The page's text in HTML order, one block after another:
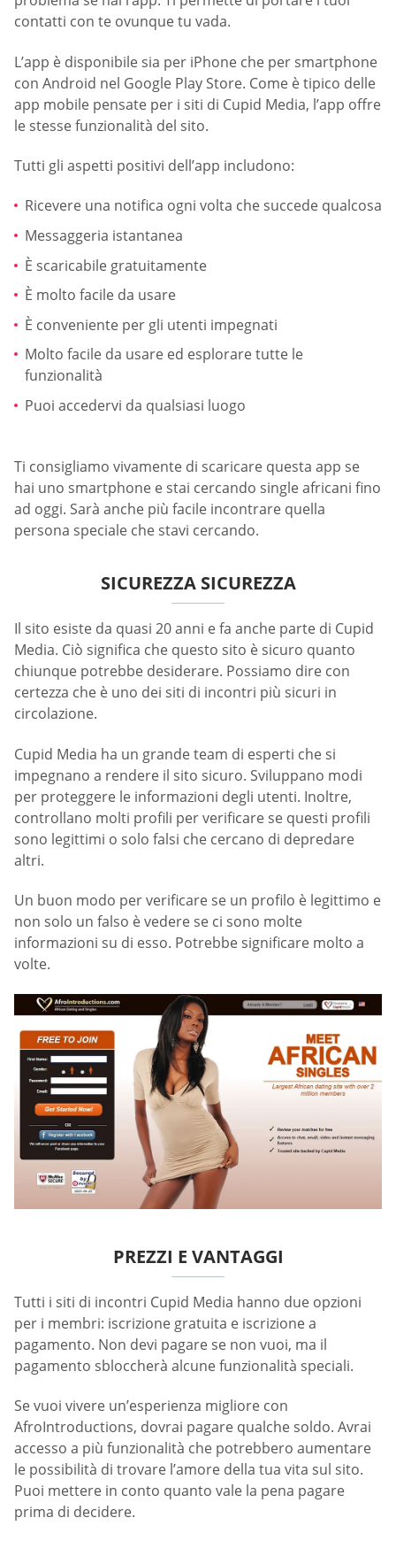
contatti con te ovunque tu vada.
L’app è disponibile sia per iPhone che per smartphone
con Android nel Google Play Store. Come è tipico delle
app mobile pensate per i siti di Cupid Media, l’app offre
le stesse funzionalità del sito.
Tutti gli aspetti positivi dell’app includono:
Ricevere una notifica ogni volta che succede qualcosa
Messaggeria istantanea
È scaricabile gratuitamente
È molto facile da usare
È conveniente per gli utenti impegnati
Molto facile da usare ed esplorare tutte le
funzionalità
Puoi accedervi da qualsiasi luogo
Ti consigliamo vivamente di scaricare questa app se
hai uno smartphone e stai cercando single africani fino
ad oggi. Sarà anche più facile incontrare quella
persona speciale che stavi cercando.
SICUREZZA SICUREZZA
Il sito esiste da quasi 20 anni e fa anche parte di Cupid
Media. Ciò significa che questo sito è sicuro quanto
chiunque potrebbe desiderare. Possiamo dire con
certezza che è uno dei siti di incontri più sicuri in
circolazione.
Cupid Media ha un grande team di esperti che si
impegnano a rendere il sito sicuro. Sviluppano modi
per proteggere le informazioni degli utenti. Inoltre,
controllano molti profili per verificare se questi profili
sono legittimi o solo falsi che cercano di depredare
altri.
Un buon modo per verificare se un profilo è legittimo e
non solo un falso è vedere se ci sono molte
informazioni su di esso. Potrebbe significare molto a
volte.
PREZZI E VANTAGGI
Tutti i siti di incontri Cupid Media hanno due opzioni
per i membri: iscrizione gratuita e iscrizione a
pagamento. Non devi pagare se non vuoi, ma il
pagamento sbloccherà alcune funzionalità speciali.
Se vuoi vivere un’esperienza migliore con
AfroIntroductions, dovrai pagare qualche soldo. Avrai
accesso a più funzionalità che potrebbero aumentare
le possibilità di trovare l’amore della tua vita sul sito.
Puoi mettere in conto quanto vale la pena pagare
prima di decidere.